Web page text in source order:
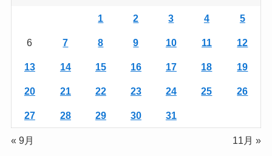
1 2 3 4 5
6 7 8 9 10 11 12
13 14 15 16 17 18 19
20 21 22 23 24 25 26
27 28 29 30 31
« 9月 11月 »